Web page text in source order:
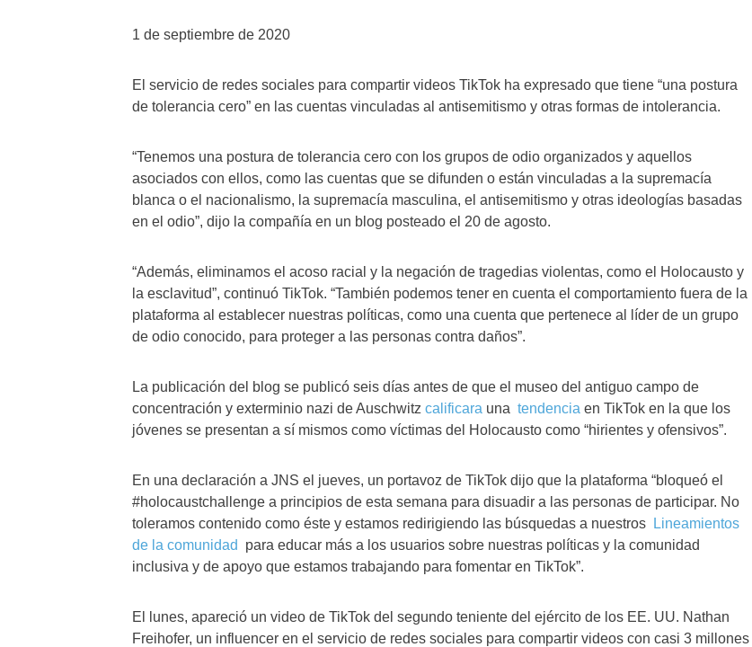
1 de septiembre de 2020
El servicio de redes sociales para compartir videos TikTok ha expresado que tiene “una postura
de tolerancia cero” en las cuentas vinculadas al antisemitismo y otras formas de intolerancia.
“Tenemos una postura de tolerancia cero con los grupos de odio organizados y aquellos
asociados con ellos, como las cuentas que se difunden o están vinculadas a la supremacía
blanca o el nacionalismo, la supremacía masculina, el antisemitismo y otras ideologías basadas
en el odio”, dijo la compañía en un blog posteado el 20 de agosto.
“Además, eliminamos el acoso racial y la negación de tragedias violentas, como el Holocausto y
la esclavitud”, continuó TikTok. “También podemos tener en cuenta el comportamiento fuera de la
plataforma al establecer nuestras políticas, como una cuenta que pertenece al líder de un grupo
de odio conocido, para proteger a las personas contra daños”.
La publicación del blog se publicó seis días antes de que el museo del antiguo campo de
concentración y exterminio nazi de Auschwitz calificara una tendencia en TikTok en la que los
jóvenes se presentan a sí mismos como víctimas del Holocausto como “hirientes y ofensivos”.
En una declaración a JNS el jueves, un portavoz de TikTok dijo que la plataforma “bloqueó el
#holocaustchallenge a principios de esta semana para disuadir a las personas de participar. No
toleramos contenido como éste y estamos redirigiendo las búsquedas a nuestros
Lineamientos
de la comunidad
para educar más a los usuarios sobre nuestras políticas y la comunidad
inclusiva y de apoyo que estamos trabajando para fomentar en TikTok”.
El lunes, apareció un video de TikTok del segundo teniente del ejército de los EE. UU. Nathan
Freihofer, un influencer en el servicio de redes sociales para compartir videos con casi 3 millones